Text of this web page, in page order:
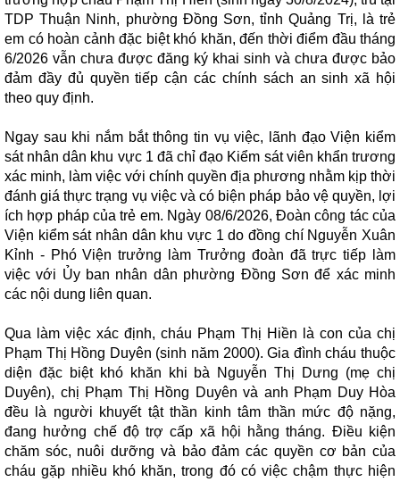
TDP Thuận Ninh, phường Đồng Sơn, tỉnh Quảng Trị, là trẻ
em có hoàn cảnh đặc biệt khó khăn, đến thời điểm đầu tháng
6/2026 vẫn chưa được đăng ký khai sinh và chưa được bảo
đảm đầy đủ quyền tiếp cận các chính sách an sinh xã hội
theo quy định.
Ngay sau khi nắm bắt thông tin vụ việc, lãnh đạo Viện kiểm
sát nhân dân khu vực 1 đã chỉ đạo Kiểm sát viên khẩn trương
xác minh, làm việc với chính quyền địa phương nhằm kịp thời
đánh giá thực trạng vụ việc và có biện pháp bảo vệ quyền, lợi
ích hợp pháp của trẻ em. Ngày 08/6/2026, Đoàn công tác của
Viện kiểm sát nhân dân khu vực 1 do đồng chí Nguyễn Xuân
Kỉnh - Phó Viện trưởng làm Trưởng đoàn đã trực tiếp làm
việc với Ủy ban nhân dân phường Đồng Sơn để xác minh
các nội dung liên quan.
Qua làm việc xác định, cháu Phạm Thị Hiền là con của chị
Phạm Thị Hồng Duyên (sinh năm 2000). Gia đình cháu thuộc
diện đặc biệt khó khăn khi bà Nguyễn Thị Dưng (mẹ chị
Duyên), chị Phạm Thị Hồng Duyên và anh Phạm Duy Hòa
đều là người khuyết tật thần kinh tâm thần mức độ nặng,
đang hưởng chế độ trợ cấp xã hội hằng tháng. Điều kiện
chăm sóc, nuôi dưỡng và bảo đảm các quyền cơ bản của
cháu gặp nhiều khó khăn, trong đó có việc chậm thực hiện